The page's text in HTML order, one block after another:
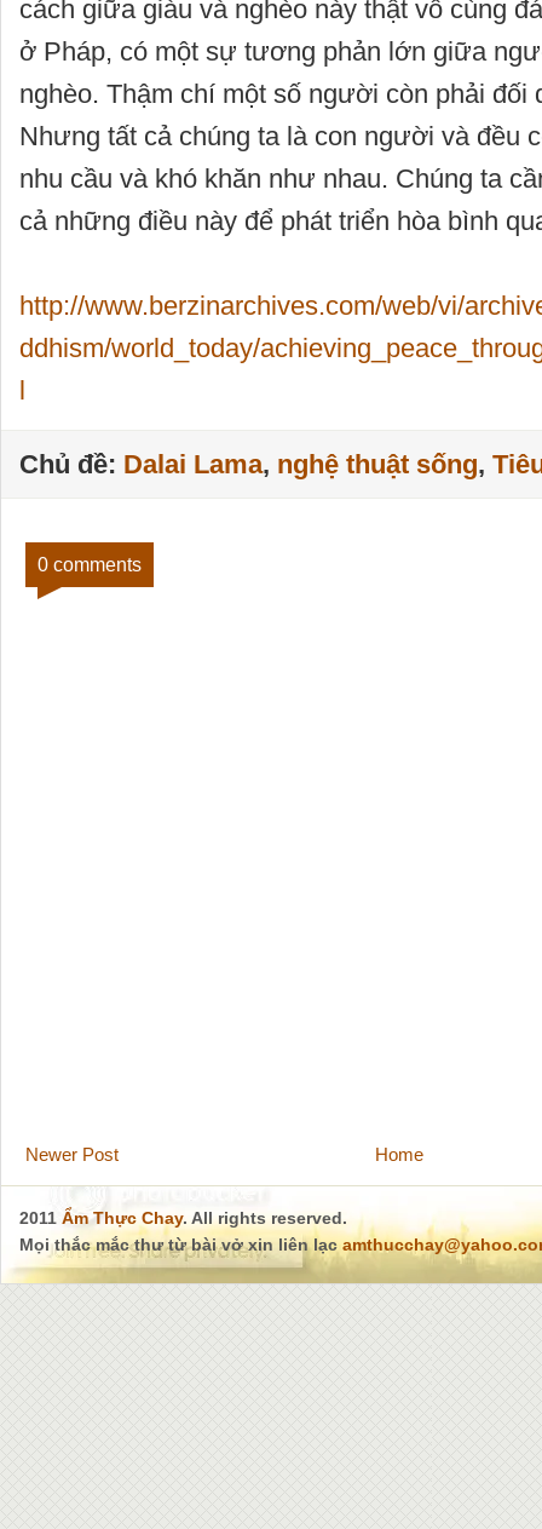
cách giữa giàu và nghèo này thật vô cùng
ở Pháp, có một sự tương phản lớn giữa
nghèo. Thậm chí một số người còn phải đối
Nhưng tất cả chúng ta là con người và đều
nhu cầu và khó khăn như nhau. Chúng ta
cả những điều này để phát triển hòa bình
http://www.berzinarchives.com/web/vi/
ddhism/world_today/
l
Chủ đề: Dalai Lama, nghệ thuật sống,
0 comments
Newer Post Home
2011 Ẩm Thực Chay. All rights reserved.
Mọi thắc mắc thư từ bài vở xin liên lạc